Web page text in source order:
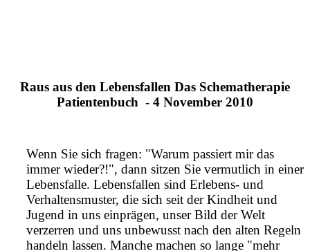
Raus aus den Lebensfallen Das Schematherapie
Patientenbuch - 4 November 2010
Wenn Sie sich fragen: "Warum passiert mir das
immer wieder?!", dann sitzen Sie vermutlich in einer
Lebensfalle. Lebensfallen sind Erlebens- und
Verhaltensmuster, die sich seit der Kindheit und
Jugend in uns einprägen, unser Bild der Welt
verzerren und uns unbewusst nach den alten Regeln
handeln lassen. Manche machen so lange "mehr